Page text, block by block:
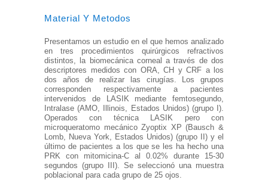
Material Y Metodos
Presentamos un estudio en el que hemos analizado
en tres procedimientos quirúrgicos refractivos
distintos, la biomecánica corneal a través de dos
descriptores medidos con ORA, CH y CRF a los
dos años de realizar las cirugías. Los grupos
corresponden respectivamente a pacientes
intervenidos de LASIK mediante femtosegundo,
Intralase (AMO, Illinois, Estados Unidos) (grupo I).
Operados con técnica LASIK pero con
microqueratomo mecánico Zyoptix XP (Bausch &
Lomb, Nueva York, Estados Unidos) (grupo II) y el
último de pacientes a los que se les ha hecho una
PRK con mitomicina-C al 0.02% durante 15-30
segundos (grupo III). Se seleccionó una muestra
poblacional para cada grupo de 25 ojos.